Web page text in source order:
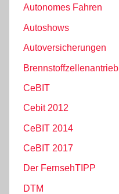
Autonomes Fahren
Autoshows
Autoversicherungen
Brennstoffzellenantrieb
CeBIT
Cebit 2012
CeBIT 2014
CeBIT 2017
Der FernsehTIPP
DTM